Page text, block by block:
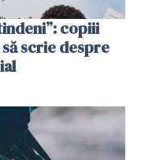
copiii
scrie despre